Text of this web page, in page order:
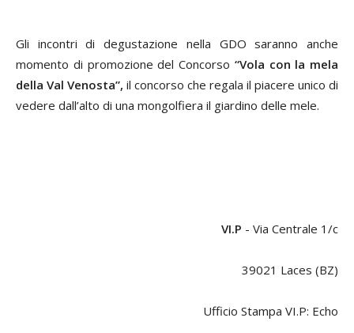
Gli incontri di degustazione nella GDO saranno anche
momento di promozione del Concorso “Vola con la mela
della Val Venosta”, il concorso che regala il piacere unico di
vedere dall’alto di una mongolfiera il giardino delle mele.
VI.P - Via Centrale 1/c
39021 Laces (BZ)
Ufficio Stampa VI.P: Echo